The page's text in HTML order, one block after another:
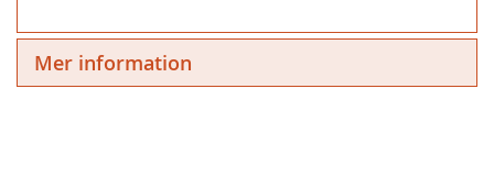
Mer information